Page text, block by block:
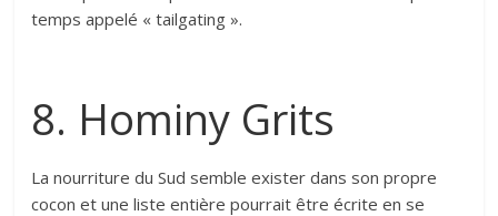
temps appelé « tailgating ».
8. Hominy Grits
La nourriture du Sud semble exister dans son propre
cocon et une liste entière pourrait être écrite en se